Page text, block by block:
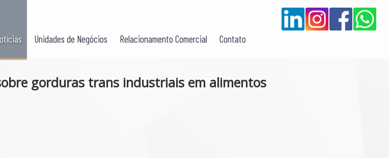
Unidades de Negócios Relacionamento Comercial Contato
gorduras trans industriais em alimentos